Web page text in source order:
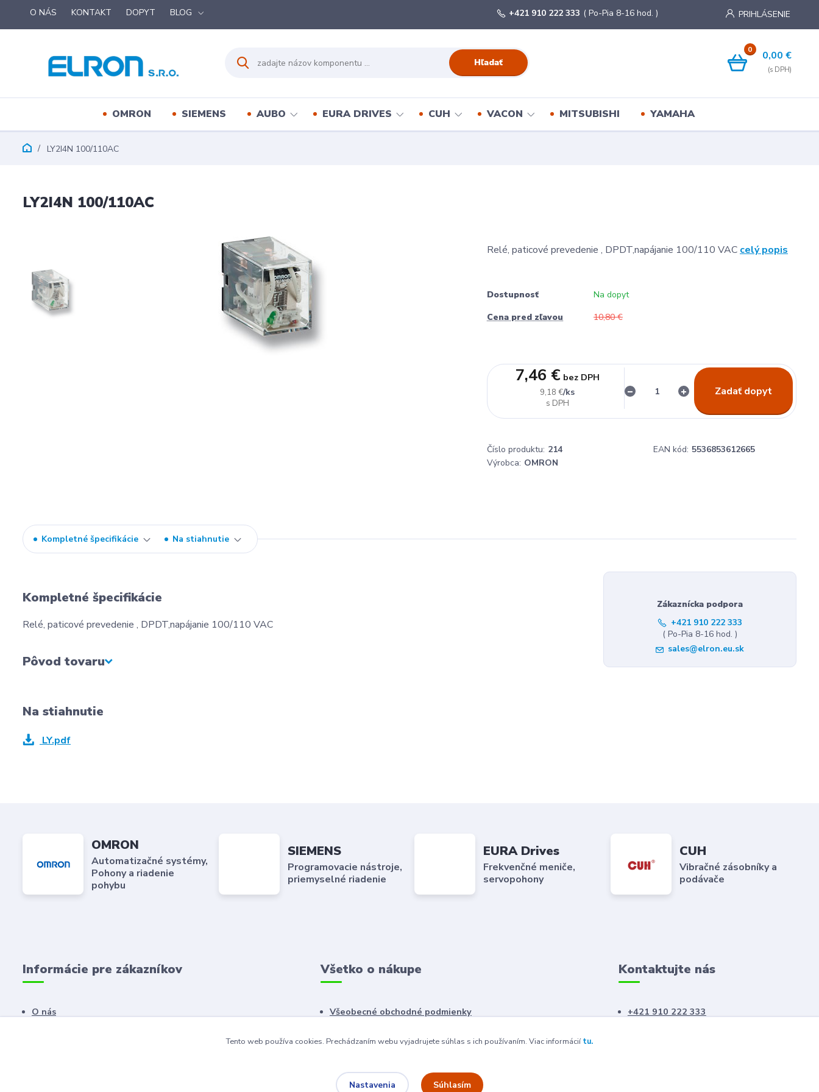
O NÁS KONTAKT DOPYT BLOG PRIHLÁSENIE
Hľadať
+421 910 222 333 ( Po-Pia 8-16 hod. )
0 0,00 €
OMRON SIEMENS AUBO EURA DRIVES CUH VACON MITSUBISHI YAMAHA
LY2I4N 100/110AC
LY2I4N 100/110AC
Relé, paticové prevedenie , DPDT,napájanie 100/110 VAC celý popis
Dostupnosť
Na dopyt
Cena pred zľavou
10,80 €
9,18 €/ks
7,46 € bez DPH
Zadať dopyt
Číslo produktu: 214 EAN kód: 5536853612665
Výrobca: OMRON
Kompletné špecifikácie Na stiahnutie
Kompletné špecifikácie
Relé, paticové prevedenie , DPDT,napájanie 100/110 VAC
Pôvod tovaru
Zákaznícka podpora
+421 910 222 333
( Po-Pia 8-16 hod. )
sales@elron.eu.sk
Na stiahnutie
LY.pdf
OMRON
Automatizačné systémy,
Pohony a riadenie
pohybu
SIEMENS
Programovacie nástroje,
priemyselné riadenie
EURA Drives
Frekvenčné meniče,
servopohony
CUH
Vibračné zásobníky a
podávače
Informácie pre zákazníkov
O nás
Všetko o nákupe
Všeobecné obchodné podmienky
Kontaktujte nás
+421 910 222 333
Tento web používa cookies. Prechádzaním webu vyjadrujete súhlas s ich používaním. Viac informáciítu.
Nastavenia Súhlasím